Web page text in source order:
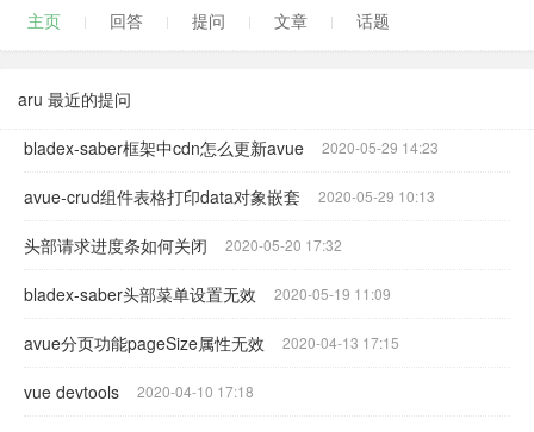
主页 回答 提问 文章 话题
aru 最近的提问
bladex-saber框架中cdn怎么更新avue 2020-05-29 14:23
avue-crud组件表格打印data对象嵌套 2020-05-29 10:13
头部请求进度条如何关闭 2020-05-20 17:32
bladex-saber头部菜单设置无效 2020-05-19 11:09
avue分页功能pageSize属性无效 2020-04-13 17:15
vue devtools 2020-04-10 17:18